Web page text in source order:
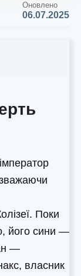
Оновлено
06.07.2025
Поки
його сини —
—
власник